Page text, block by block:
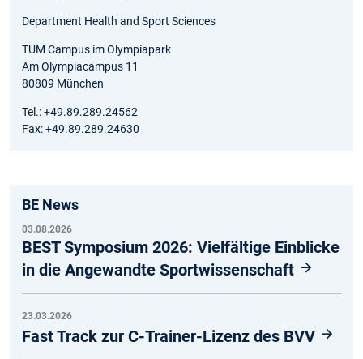
Department Health and Sport Sciences
TUM Campus im Olympiapark
Am Olympiacampus 11
80809 München
Tel.: +49.89.289.24562
Fax: +49.89.289.24630
BE News
03.08.2026
BEST Symposium 2026: Vielfältige Einblicke
in die Angewandte Sportwissenschaft
23.03.2026
Fast Track zur C-Trainer-Lizenz des BVV